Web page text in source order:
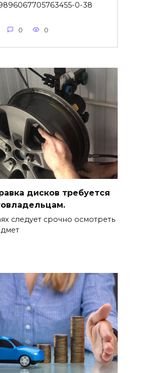
0-38
0 0
дисков требуется
следует срочно осмотреть